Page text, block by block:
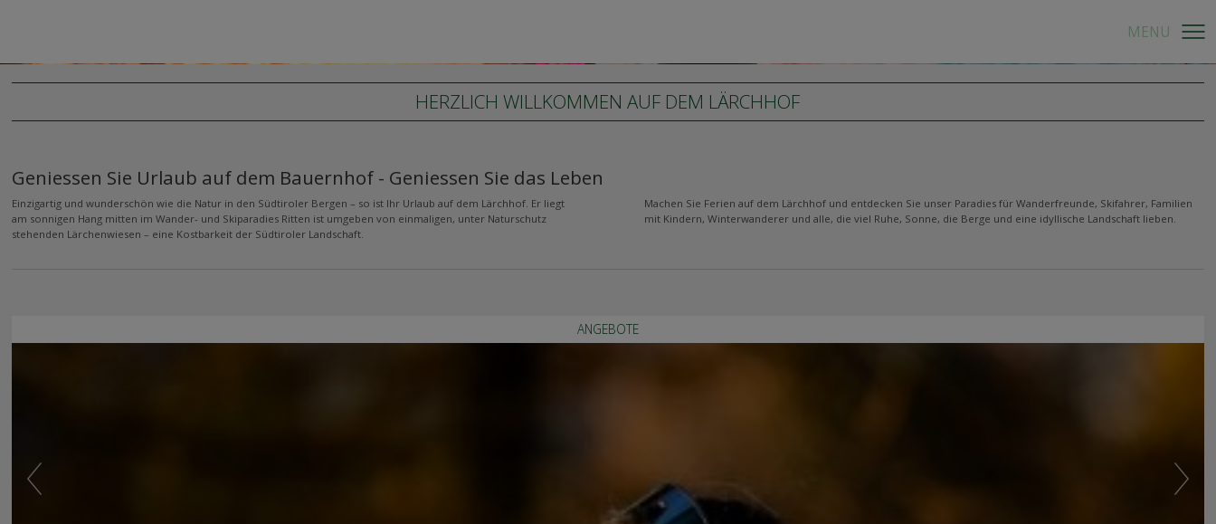
HERZLICH WILLKOMMEN AUF DEM LÄRCHHOF
Geniessen Sie Urlaub auf dem Bauernhof - Geniessen Sie das Leben
Einzigartig und wunderschön wie die Natur in den Südtiroler Bergen – so ist Ihr Urlaub auf dem Lärchhof. Er liegt
am sonnigen Hang mitten im Wander- und Skiparadies Ritten ist umgeben von einmaligen, unter Naturschutz
stehenden Lärchenwiesen – eine Kostbarkeit der Südtiroler Landschaft.
Machen Sie Ferien auf dem Lärchhof und entdecken Sie unser Paradies für Wanderfreunde, Skifahrer, Familien
mit Kindern, Winterwanderer und alle, die viel Ruhe, Sonne, die Berge und eine idyllische Landschaft lieben.
ANGEBOTE